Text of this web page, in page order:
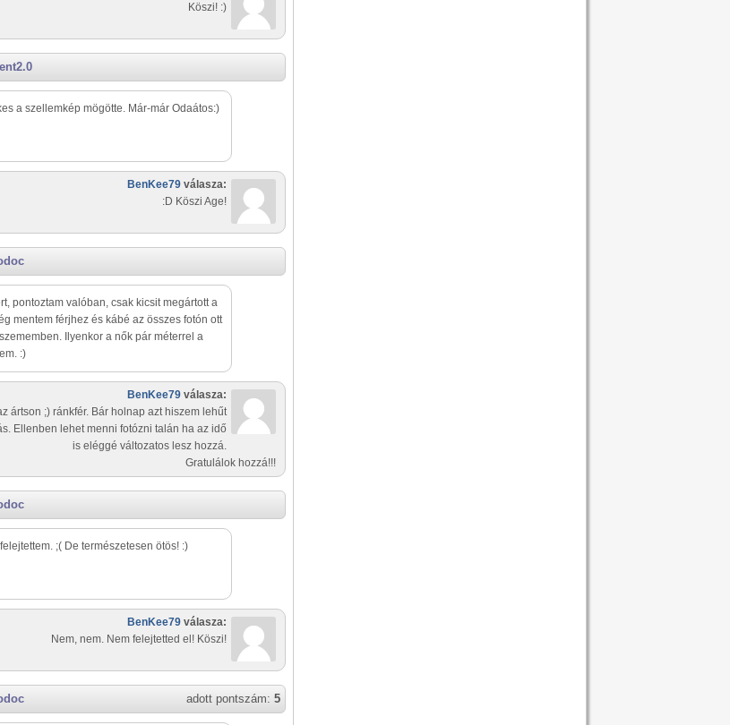
Köszi! :)
a szellemkép mögötte. Már-már Odaátos:)
BenKee79 válasza:
:D Köszi Age!
pontoztam valóban, csak kicsit megártott a
mentem férjhez és kábé az összes fotón ott
Ilyenkor a nők pár méterrel a
:)
BenKee79 válasza:
ártson ;) ránkfér. Bár holnap azt hiszem lehűt
Ellenben lehet menni fotózni talán ha az idő
is eléggé változatos lesz hozzá.
Gratulálok hozzá!!!
;( De természetesen ötös! :)
BenKee79 válasza:
Nem, nem. Nem felejtetted el! Köszi!
adott pontszám: 5